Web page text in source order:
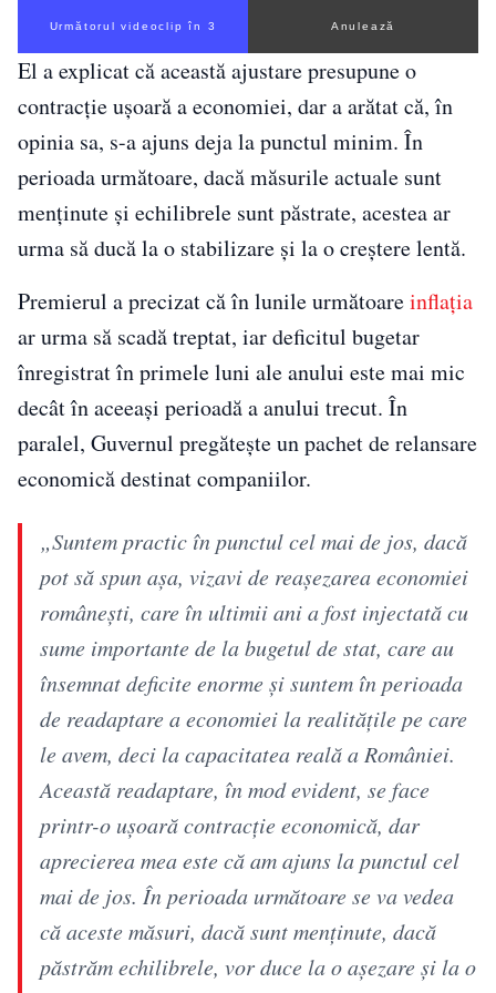
Următorul videoclip în 2 Anulează
El a explicat că această ajustare presupune o
contracție ușoară a economiei, dar a arătat că, în
opinia sa, s-a ajuns deja la punctul minim. În
perioada următoare, dacă măsurile actuale sunt
menținute și echilibrele sunt păstrate, acestea ar
urma să ducă la o stabilizare și la o creștere lentă.
Premierul a precizat că în lunile următoareinflația
ar urma să scadă treptat, iar deficitul bugetar
înregistrat în primele luni ale anului este mai mic
decât în aceeași perioadă a anului trecut. În
paralel, Guvernul pregătește un pachet de relansare
economică destinat companiilor.
„Suntem practic în punctul cel mai de jos, dacă
pot să spun așa, vizavi de reașezarea economiei
românești, care în ultimii ani a fost injectată cu
sume importante de la bugetul de stat, care au
însemnat deficite enorme și suntem în perioada
de readaptare a economiei la realitățile pe care
le avem, deci la capacitatea reală a României.
Această readaptare, în mod evident, se face
printr-o ușoară contracție economică, dar
aprecierea mea este că am ajuns la punctul cel
mai de jos. În perioada următoare se va vedea
că aceste măsuri, dacă sunt menținute, dacă
păstrăm echilibrele, vor duce la o așezare și la o